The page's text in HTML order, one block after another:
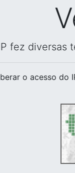
fez diversas
o acesso do